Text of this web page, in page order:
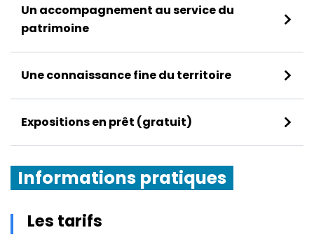
Un accompagnement au service du
patrimoine
Une connaissance fine du territoire
Expositions en prêt (gratuit)
Informations pratiques
Les tarifs